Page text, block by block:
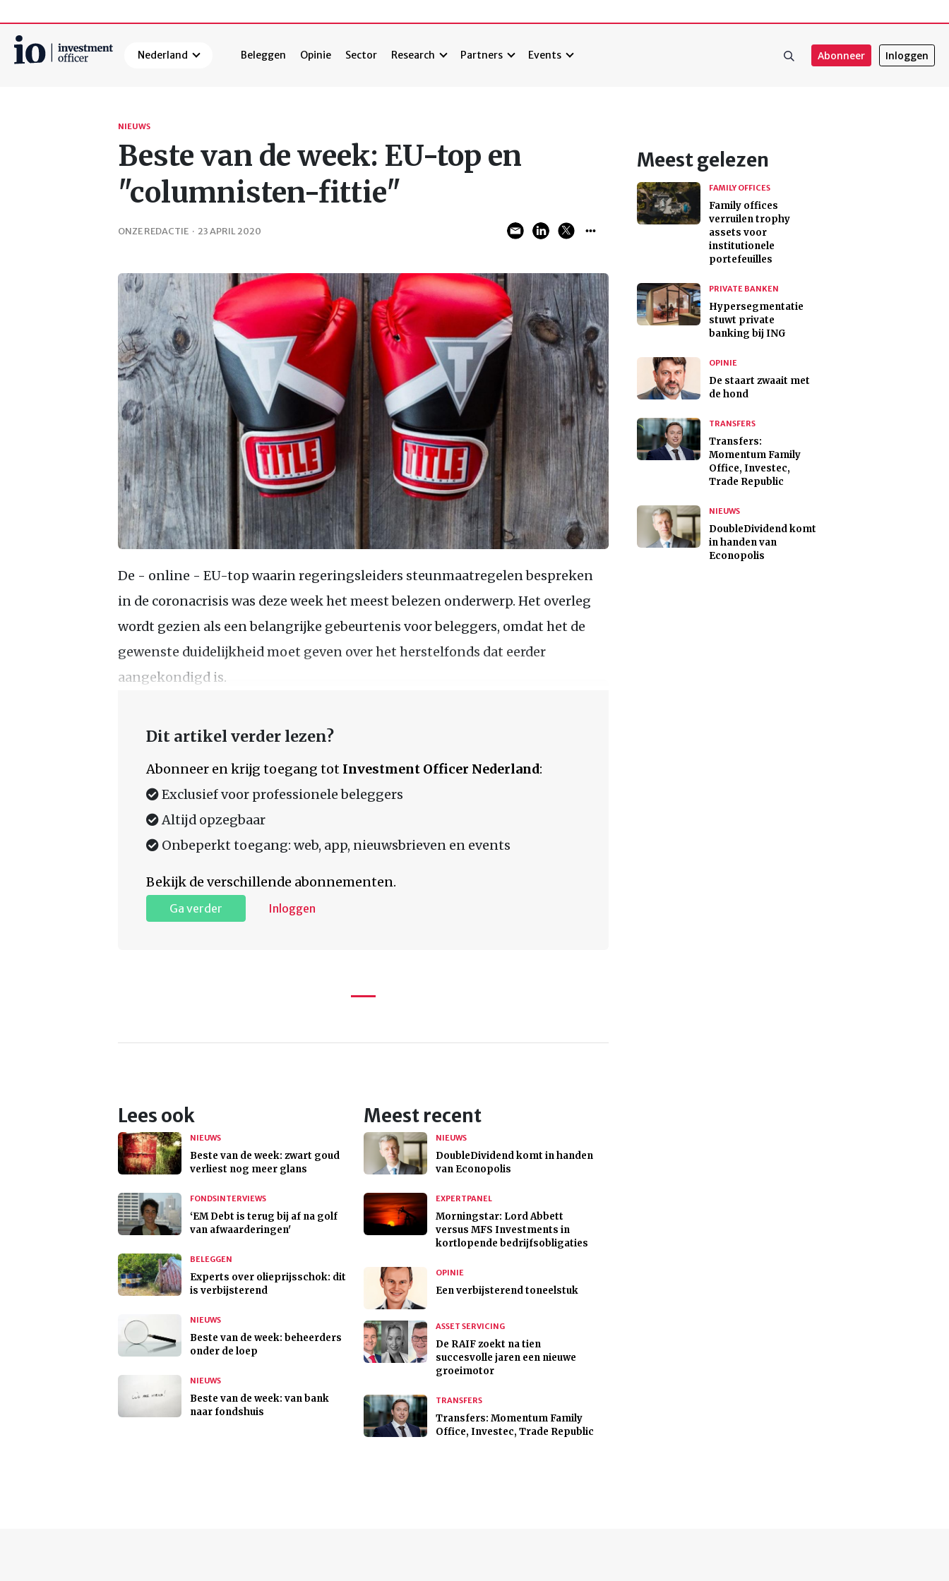
Nederland Beleggen Opinie Sector Research Partners Events Abonneer Inloggen
NIEUWS
Beste van de week: EU-top en
"columnisten-fittie"
ONZE REDACTIE · 23 APRIL 2020
De - online - EU-top waarin regeringsleiders steunmaatregelen bespreken
in de coronacrisis was deze week het meest belezen onderwerp. Het overleg
wordt gezien als een belangrijke gebeurtenis voor beleggers, omdat het de
gewenste duidelijkheid moet geven over het herstelfonds dat eerder
aangekondigd is.
Dit artikel verder lezen?
Abonneer en krijg toegang tot Investment Officer Nederland:
Exclusief voor professionele beleggers
Altijd opzegbaar
Onbeperkt toegang: web, app, nieuwsbrieven en events
Bekijk de verschillende abonnementen.
Ga verder Inloggen
Lees ook
NIEUWS
Beste van de week: zwart goud
verliest nog meer glans
FONDSINTERVIEWS
‘EM Debt is terug bij af na golf
van afwaarderingen'
BELEGGEN
Experts over olieprijsschok: dit
is verbijsterend
NIEUWS
Beste van de week: beheerders
onder de loep
NIEUWS
Beste van de week: van bank
naar fondshuis
Meest recent
NIEUWS
DoubleDividend komt in handen
van Econopolis
EXPERTPANEL
Morningstar: Lord Abbett
versus MFS Investments in
kortlopende bedrijfsobligaties
OPINIE
Een verbijsterend toneelstuk
ASSET SERVICING
De RAIF zoekt na tien
succesvolle jaren een nieuwe
groeimotor
TRANSFERS
Transfers: Momentum Family
Office, Investec, Trade Republic
Meest gelezen
FAMILY OFFICES
Family offices
verruilen trophy
assets voor
institutionele
portefeuilles
PRIVATE BANKEN
Hypersegmentatie
stuwt private
banking bij ING
OPINIE
De staart zwaait met
de hond
TRANSFERS
Transfers:
Momentum Family
Office, Investec,
Trade Republic
NIEUWS
DoubleDividend komt
in handen van
Econopolis